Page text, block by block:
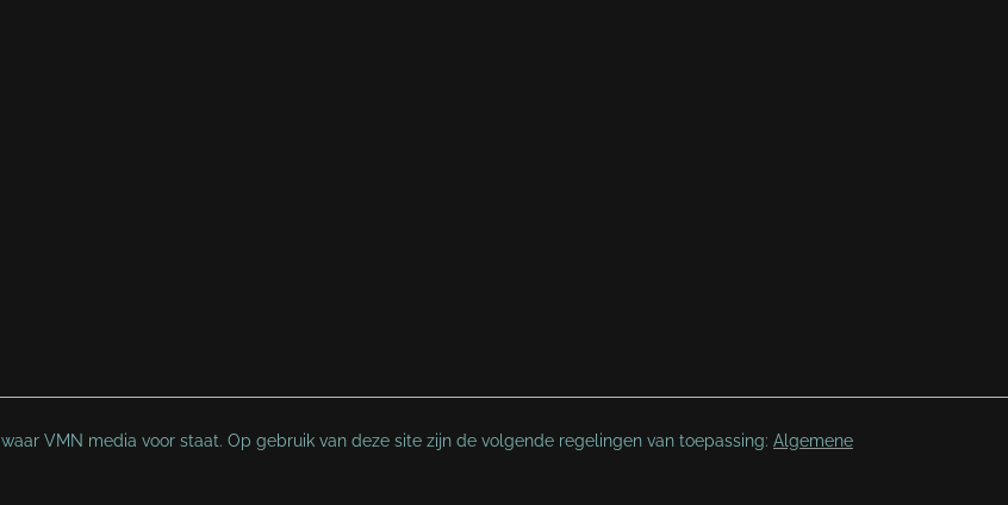
waar VMN media voor staat. Op gebruik van deze site zijn de volgende regelingen van toepassing: Algemene